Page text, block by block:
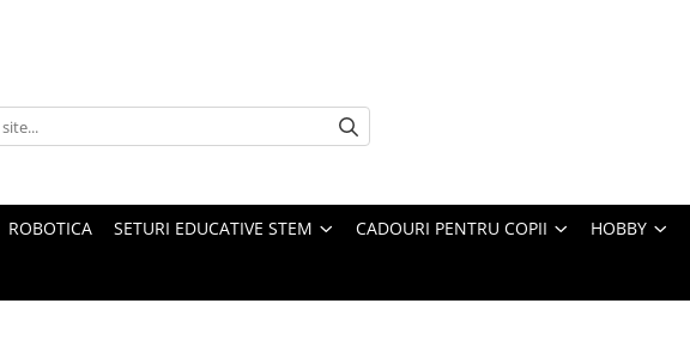
ROBOTICA SETURI EDUCATIVE STEM CADOURI PENTRU COPII HOBBY